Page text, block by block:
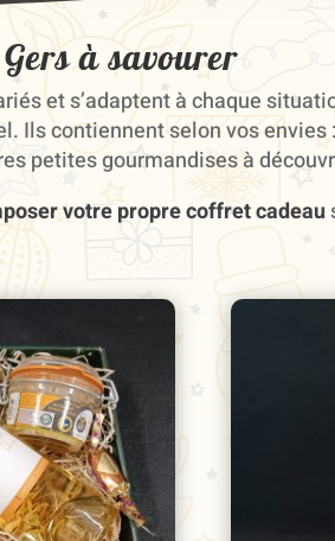
à savourer
et s’adaptent à chaque
Ils contiennent selon vos
petites gourmandises à
votre propre coffret cadeau